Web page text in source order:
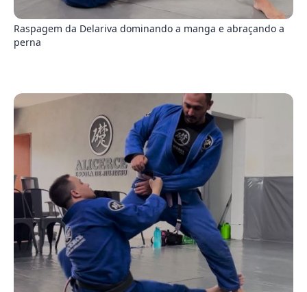
Raspagem da Delariva dominando a manga e abraçando a
perna